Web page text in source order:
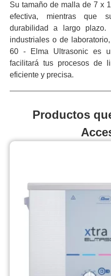
Su tamaño de malla de 7 x
efectiva, mientras que
durabilidad a largo plazo.
industriales o de
60 - Elma Ultrasonic es
facilitará tus procesos de
eficiente y precisa.
Productos